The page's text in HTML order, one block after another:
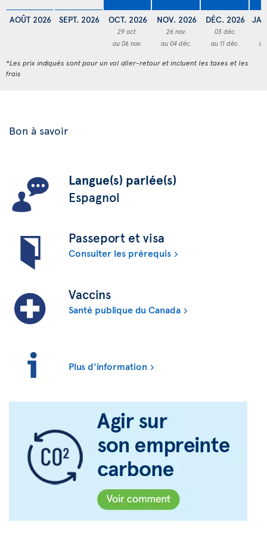
AOÛT 2026 SEPT. 2026 OCT. 2026
29 oct.
au 06 nov.
NOV. 2026
26 nov.
au 04 déc.
DÉC. 2026
03 déc.
au 11 déc.
*Les prix indiqués sont pour un vol aller-retour et incluent les taxes et les
frais
Bon à savoir
Langue(s) parlée(s)
Espagnol
Passeport et visa
Consulter les prérequis
Vaccins
Santé publique du Canada
Plus d'information